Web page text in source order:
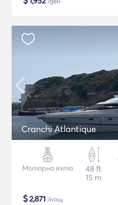
Cranchi Atlantique
Моторна яхта
48 ft
15 m
$2,871 /нощ